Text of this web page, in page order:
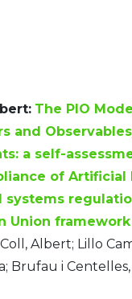
The PIO
and
a self-
of Artificial
systems
Union framework
Albert; Lillo
Brufau i